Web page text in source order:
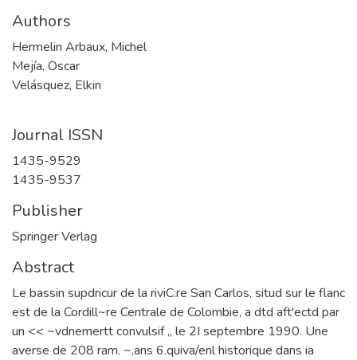
Authors
Hermelin Arbaux, Michel
Mejía, Oscar
Velásquez, Elkin
Journal ISSN
1435-9529
1435-9537
Publisher
Springer Verlag
Abstract
Le bassin supdricur de la riviC:re San Carlos, situd sur le flanc
est de la Cordill~re Centrale de Colombie, a dtd aft'ectd par
un << ~vdnemertt convulsif ,, le 2I septembre 1990. Une
averse de 208 ram. ~,ans 6.quiva/enl historique dans ia